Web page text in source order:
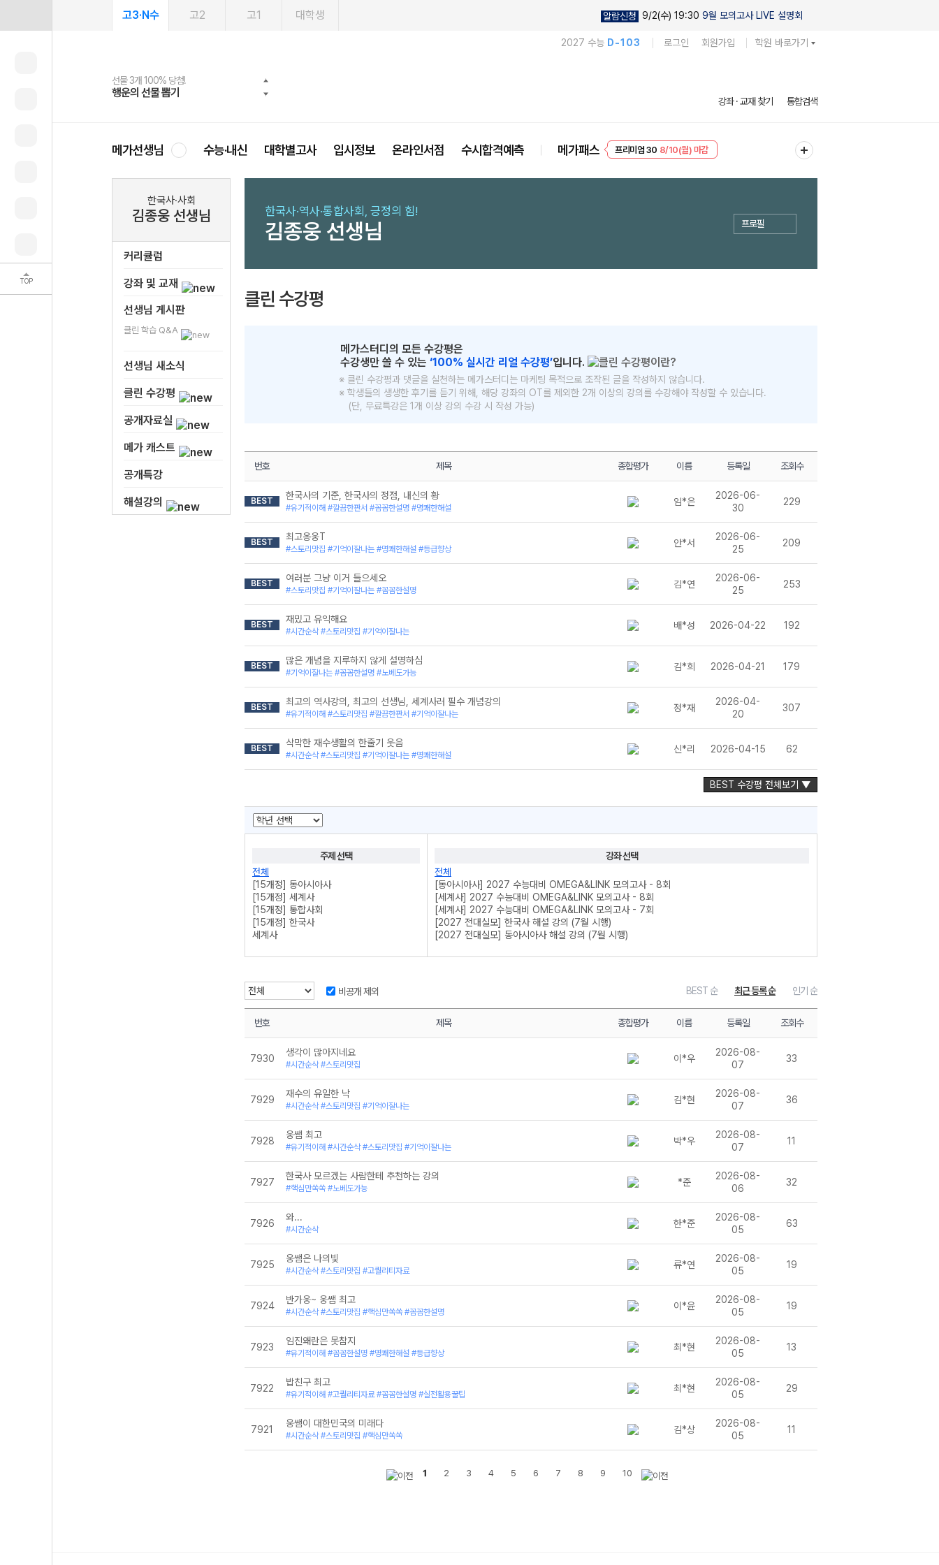
TOP
고3·N수 고2 고1 대학생 알람신청 9/2(수) 19:30 9월 모의고사 LIVE 설명회
2027 수능 D-103 로그인 회원가입 학원 바로가기
선물 3개 100% 당첨!
행운의 선물 뽑기
선물 100% 증정!
메가스터디 X 올리브
여름방학 스터디 캐시백
메가런 썸머스쿨
2027 러셀 단과
강사 공개선발
스마트러닝앱
설문 EVENT
메가패스
3일 무료 체험권
메가패스 수강생 무료혜택!
메가클럽 멤버십
사회공헌 캠페인
희망이룸 메가나눔
강좌 · 교재 찾기 통합검색
메가선생님 수능·내신 대학별고사 입시정보 온라인서점 수시합격예측 메가패스
프리미엄 30 8/10(월) 마감
EVENT 8/10(월) 마감
한국사·사회
김종웅 선생님
커리큘럼
강좌 및 교재
선생님 게시판
클린 학습 Q&A
선생님 새소식
클린 수강평
공개자료실
메가 캐스트
공개특강
해설강의
한국사·역사·통합사회, 긍정의 힘!
김종웅 선생님 프로필
클린 수강평
메가스터디의 모든 수강평은
수강생만 쓸 수 있는 ‘100% 실시간 리얼 수강평’입니다.
※ 클린 수강평과 댓글을 실천하는 메가스터디는 마케팅 목적으로 조작된 글을 작성하지 않습니다.
※ 학생들의 생생한 후기를 듣기 위해, 해당 강좌의 OT를 제외한 2개 이상의 강의를 수강해야 작성할 수 있습니다.
(단, 무료특강은 1개 이상 강의 수강 시 작성 가능)
번호 제목 종합평가 이름 등록일 조회수
BEST 한국사의 기준, 한국사의 정점, 내신의 황
#유기적이해 #깔끔한판서 #꼼꼼한설명 #명쾌한해설
임*은
2026-06-
30
229
BEST 최고옹웅T
#스토리맛집 #기억이잘나는 #명쾌한해설 #등급향상
안*서
2026-06-
25
209
BEST 여러분 그냥 이거 들으세오
#스토리맛집 #기억이잘나는 #꼼꼼한설명
김*연
2026-06-
25
253
BEST 재밌고 유익해요
#시간순삭 #스토리맛집 #기억이잘나는
배*성 2026-04-22 192
BEST 많은 개념을 지루하지 않게 설명하심
#기억이잘나는 #꼼꼼한설명 #노베도가능
김*희 2026-04-21 179
BEST 최고의 역사강의, 최고의 선생님, 세계사러 필수 개념강의
#유기적이해 #스토리맛집 #깔끔한판서 #기억이잘나는
정*재
2026-04-
20
307
BEST 삭막한 재수생활의 한줄기 웃음
#시간순삭 #스토리맛집 #기억이잘나는 #명쾌한해설
신*리 2026-04-15 62
BEST 수강평 전체보기 ▼
주제 선택
전체
[15개정] 동아시아사
[15개정] 세계사
[15개정] 통합사회
[15개정] 한국사
세계사
통합사회1-리베르스쿨
통합사회2-리베르스쿨
통합사회2-미래엔
한국사
강좌 선택
전체
[동아시아사] 2027 수능대비 OMEGA&LINK 모의고사 - 8회
[세계사] 2027 수능대비 OMEGA&LINK 모의고사 - 8회
[세계사] 2027 수능대비 OMEGA&LINK 모의고사 - 7회
[2027 전대실모] 한국사 해설 강의 (7월 시행)
[2027 전대실모] 동아시아사 해설 강의 (7월 시행)
[동아시아사] 2027 수능대비 OMEGA&LINK 모의고사 - 7회
[동아시아사] 2027 수능대비 OMEGA&LINK 모의고사 - 6회
[동아시아사] 2027 수능대비 OMEGA&LINK 모의고사 - 5회
[세계사] 2027 수능대비 OMEGA&LINK 모의고사 - 5회
[세계사] 2027 수능대비 OMEGA&LINK 모의고사 - 4회
[동아시아사] 2027 수능대비 OMEGA&LINK 모의고사 - 3회
[세계사] 2027 수능대비 OMEGA&LINK 모의고사 - 3회
[동아시아사] 2027 수능대비 OMEGA&LINK 모의고사 - 2회
[세계사] 2027 수능대비 OMEGA&LINK 모의고사 - 2회
[한국사] 2027 한 판 승부 모의고사
[세계사] 2027 수능대비 OMEGA&LINK 모의고사 - 1회
[한국사] 2027 반가웅 개념완성 - 오디오북
[세계사] 2027 반가웅 개념완성 - 오디오북
[동아시아사] 2027 반가웅 개념완성 (스튜디오 ver.)
[동아시아사] 2027 반가웅 개념완성 (현장강의 ver.)
[세계사] 러일전쟁
[세계사] 중동전쟁
[한국사] 광해
[한국사] 정주영 회장
비공개 제외 BEST 순 최근 등록 순 인기 순
번호 제목 종합평가 이름 등록일 조회수
7930
생각이 많아지네요
#시간순삭 #스토리맛집
이*우
2026-08-
07
33
7929
재수의 유일한 낙
#시간순삭 #스토리맛집 #기억이잘나는
김*현
2026-08-
07
36
7928
웅쌤 최고
#유기적이해 #시간순삭 #스토리맛집 #기억이잘나는
박*우
2026-08-
07
11
7927
한국사 모르겠는 사람한테 추천하는 강의
#핵심만쏙쏙 #노베도가능
*준
2026-08-
06
32
7926
와...
#시간순삭
한*준
2026-08-
05
63
7925
웅쌤은 나의빛
#시간순삭 #스토리맛집 #고퀄리티자료
류*연
2026-08-
05
19
7924
반가웅~ 웅쌤 최고
#시간순삭 #스토리맛집 #핵심만쏙쏙 #꼼꼼한설명
이*윤
2026-08-
05
19
7923
임진왜란은 못참지
#유기적이해 #꼼꼼한설명 #명쾌한해설 #등급향상
최*현
2026-08-
05
13
7922
밥친구 최고
#유기적이해 #고퀄리티자료 #꼼꼼한설명 #실전활용꿀팁
최*현
2026-08-
05
29
7921
웅쌤이 대한민국의 미래다
#시간순삭 #스토리맛집 #핵심만쏙쏙
김*상
2026-08-
05
11
1 2 3 4 5 6 7 8 9 10